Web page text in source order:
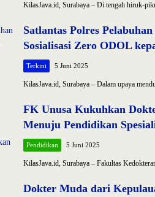
KilasJava.id, Surabaya – Di tengah hiruk-
Satlantas Polres
Sosialisasi Zero ODOL
Terkini 5 Juni 2025
KilasJava.id, Surabaya – Dalam upaya
FK Unusa Kukuhkan
Menuju Pendidikan
Pendidikan 5 Juni 2025
KilasJava.id, Surabaya – Fakultas
Dokter Muda dari